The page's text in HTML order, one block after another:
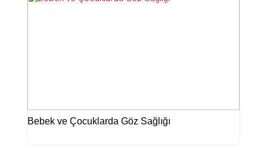
Bebek ve Çocuklarda Göz Sağlığı